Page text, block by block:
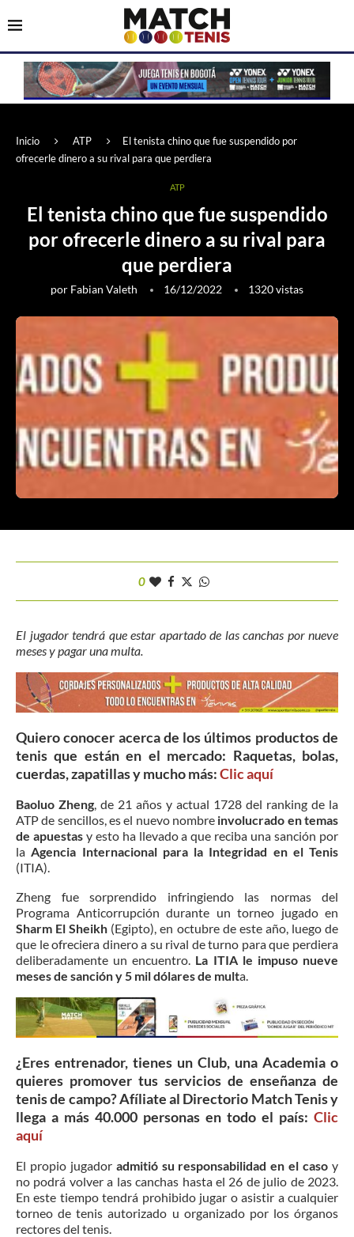
Inicio ATP
El tenista chino que fue suspendido por
ofrecerle dinero a su rival para que perdiera
ATP
El tenista chino que fue suspendido
por ofrecerle dinero a su rival para
que perdiera
por Fabian Valeth 16/12/2022 1320vistas
0
El jugador tendrá que estar apartado de las canchas por nueve
meses y pagar una multa.
Quiero conocer acerca de los últimos productos de
tenis que están en el mercado: Raquetas, bolas,
cuerdas, zapatillas y mucho más:Clicaquí
Baoluo Zheng , de 21 años y actual 1728 del ranking de la
ATP de sencillos, es el nuevo nombre involucrado en temas
de apuestasy esto ha llevado a que reciba una sanción por
la Agencia Internacional para la Integridad en el Tenis
(ITIA).
Zheng fue sorprendido infringiendo las normas del
Programa Anticorrupción durante un torneo jugado en
Sharm El Sheikh (Egipto), en octubre de este año, luego de
que le ofreciera dinero a su rival de turno para que perdiera
deliberadamente un encuentro. La ITIA le impuso nueve
meses de sanción y 5 mil dólares de multa.
¿Eres entrenador, tienes un Club, una Academia o
quieres promover tus servicios de enseñanza de
tenis de campo? Afíliate al Directorio Match Tenis y
llega a más 40.000 personas en todo el país: Clic
aquí
El propio jugador admitió su responsabilidad en el caso y
no podrá volver a las canchas hasta el 26 de julio de 2023.
En este tiempo tendrá prohibido jugar o asistir a cualquier
torneo de tenis autorizado u organizado por los órganos
rectores del tenis.